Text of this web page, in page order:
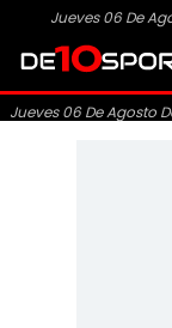
Jueves 06 De
Jueves 06 De Agosto